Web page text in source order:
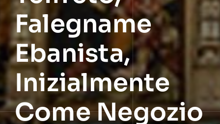
Falegname
Ebanista,
Inizialmente
Come Negozio